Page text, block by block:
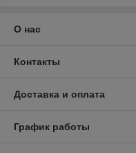
О нас
Контакты
Доставка и оплата
График работы